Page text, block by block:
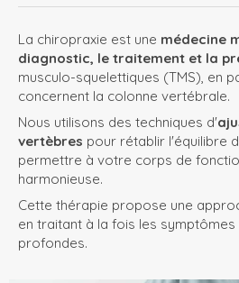
La chiropraxie est une médecine
diagnostic, le traitement et la
musculo-squelettiques (TMS), en
concernent la colonne vertébrale.
Nous utilisons des techniques d'
vertèbres pour rétablir l'équilibre
permettre à votre corps de
harmonieuse.
Cette thérapie propose une
en traitant à la fois les
profondes.